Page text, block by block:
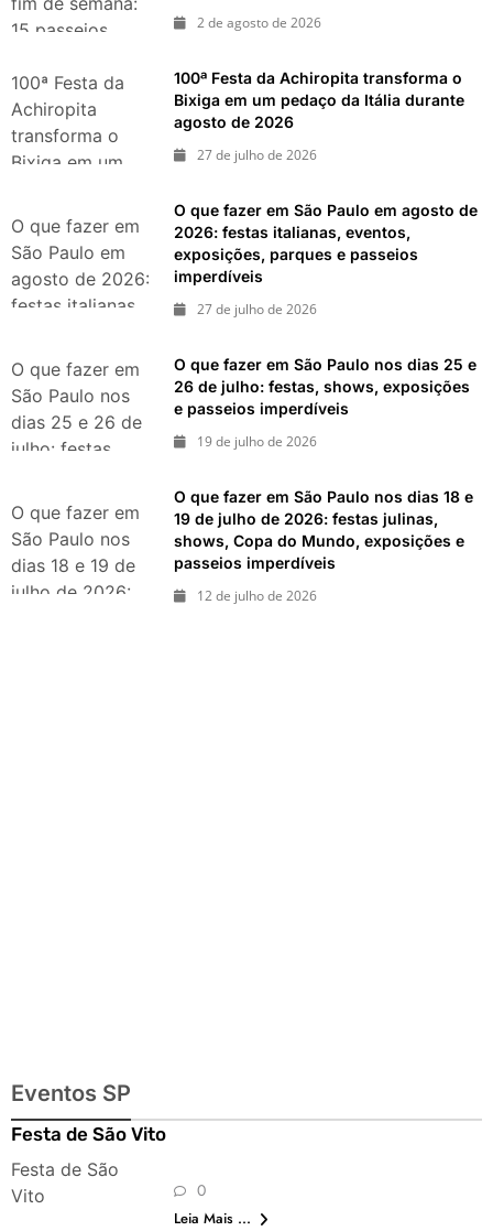
15 passeios
dias 8 e 9 de
agosto de 2026
2 de agosto de 2026
100ª Festa da
Achiropita
transforma o
Bixiga em um
durante agosto
de 2026
100ª Festa da Achiropita transforma o
Bixiga em um pedaço da Itália durante
agosto de 2026
27 de julho de 2026
O que fazer em
São Paulo em
agosto de 2026:
festas italianas,
exposições,
parques e
passeios
imperdíveis
O que fazer em São Paulo em agosto de
2026: festas italianas, eventos,
exposições, parques e passeios
imperdíveis
27 de julho de 2026
O que fazer em
São Paulo nos
dias 25 e 26 de
julho: festas,
exposições e
passeios
imperdíveis
O que fazer em São Paulo nos dias 25 e
26 de julho: festas, shows, exposições
e passeios imperdíveis
19 de julho de 2026
O que fazer em
São Paulo nos
dias 18 e 19 de
julho de 2026:
O que fazer em São Paulo nos dias 18 e
19 de julho de 2026: festas julinas,
shows, Copa do Mundo, exposições e
passeios imperdíveis
12 de julho de 2026
Eventos SP
Festa de São Vito
Festa de São
Vito
0
Leia Mais ...